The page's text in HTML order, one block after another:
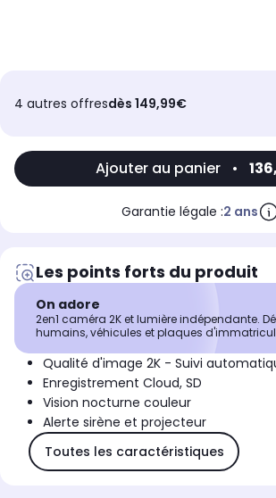
4 autres offresdès 149,99€
Ajouter au panier •
Garantie légale :2 ans
Les points forts du produit
On adore
2en1 caméra 2K et lumière indépendante.
humains, véhicules et plaques
Qualité d'image 2K - Suivi
Enregistrement Cloud, SD
Vision nocturne couleur
Alerte sirène et projecteur
Toutes les caractéristiques